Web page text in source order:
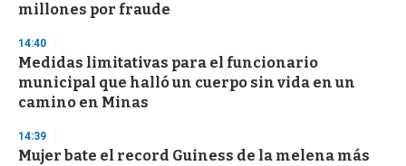
millones por fraude
14:40
Medidas limitativas para el funcionario
municipal que halló un cuerpo sin vida en un
camino en Minas
14:39
Mujer bate el record Guiness de la melena más